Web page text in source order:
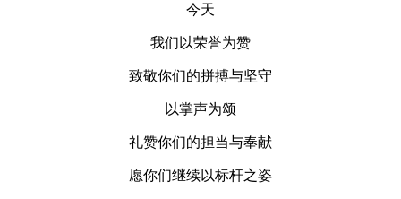
今天
我们以荣誉为赞
致敬你们的拼搏与坚守
以掌声为颂
礼赞你们的担当与奉献
愿你们继续以标杆之姿